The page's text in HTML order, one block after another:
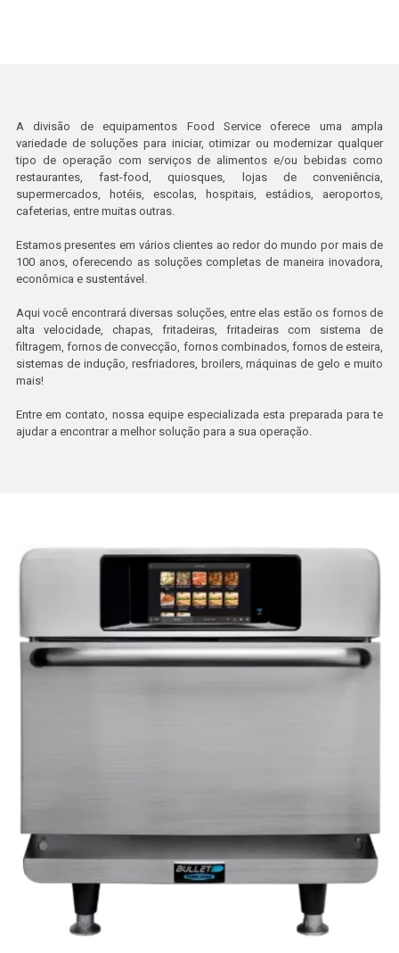
A divisão de equipamentos Food Service oferece uma ampla
variedade de soluções para iniciar, otimizar ou modernizar qualquer
tipo de operação com serviços de alimentos e/ou bebidas como
restaurantes, fast-food, quiosques, lojas de conveniência,
supermercados, hotéis, escolas, hospitais, estádios, aeroportos,
cafeterias, entre muitas outras.
Estamos presentes em vários clientes ao redor do mundo por mais de
100 anos, oferecendo as soluções completas de maneira inovadora,
econômica e sustentável.
Aqui você encontrará diversas soluções, entre elas estão os fornos de
alta velocidade, chapas, fritadeiras, fritadeiras com sistema de
filtragem, fornos de convecção, fornos combinados, fornos de esteira,
sistemas de indução, resfriadores, broilers, máquinas de gelo e muito
mais!
Entre em contato, nossa equipe especializada esta preparada para te
ajudar a encontrar a melhor solução para a sua operação.